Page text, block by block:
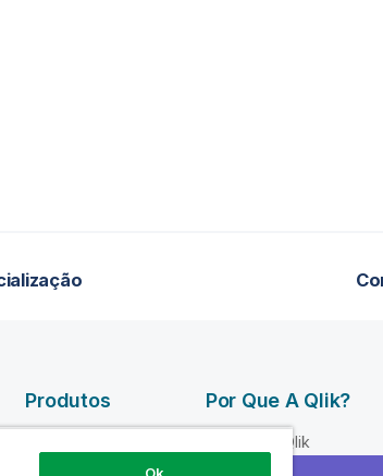
Produtos
INTEGRATION
Por Que A Qlik?
Por que a Qlik